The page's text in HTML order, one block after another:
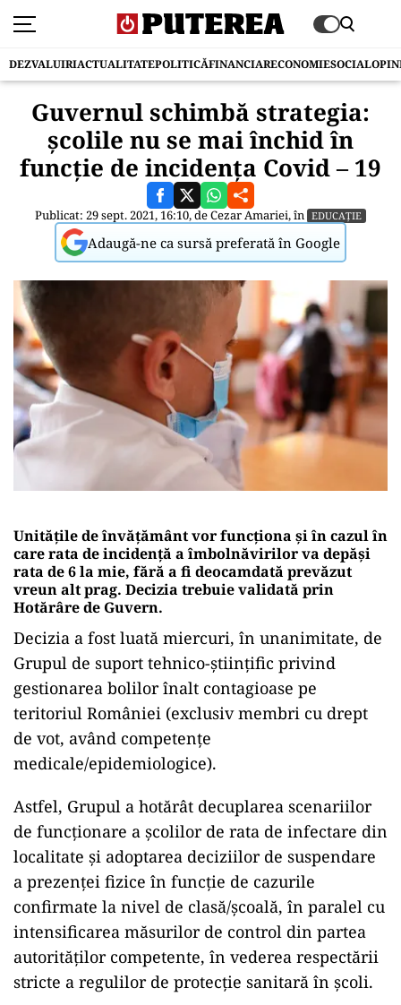
DEZVALUIRIACTUALITATEPOLITICĂFINANCIARECONOMIESOCIAL
Guvernul schimbă strategia:
școlile nu se mai închid în
funcție de incidența Covid – 19
Publicat: 29 sept. 2021, 16:10, deCezar Amariei, în EDUCAȚIE
Adaugă-ne ca sursă preferată în Google
Unitățile de învățământ vor funcționa și în cazul în
care rata de incidență a îmbolnăvirilor va depăși
rata de 6 la mie, fără a fi deocamdată prevăzut
vreun alt prag. Decizia trebuie validată prin
Hotărâre de Guvern.
Decizia a fost luată miercuri, în unanimitate, de
Grupul de suport tehnico-științific privind
gestionarea bolilor înalt contagioase pe
teritoriul României (exclusiv membri cu drept
de vot, având competențe
medicale/epidemiologice).
Astfel, Grupul a hotărât decuplarea scenariilor
de funcționare a școlilor de rata de infectare din
localitate și adoptarea deciziilor de suspendare
a prezenței fizice în funcție de cazurile
confirmate la nivel de clasă/școală, în paralel cu
intensificarea măsurilor de control din partea
autorităților competente, în vederea respectării
stricte a regulilor de protecție sanitară în școli.